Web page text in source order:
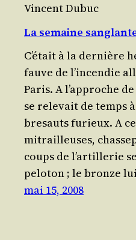
Vincent Dubuc
La semaine
C’é­tait à la der­nière
fauve de l’in­cen­die
Paris. A l’ap­proche
se rele­vait de temps
bre­sauts furieux. A
mitrailleuses,
coups de l’ar­tille­rie
pelo­ton ; le bronze
mai 15, 2008